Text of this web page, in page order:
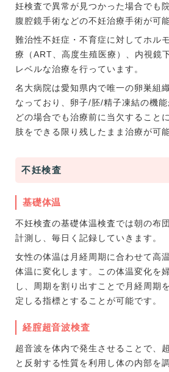
妊検査で異常が見つかった場合でも
腹腔鏡手術などの不妊治療手術が可能
難治性不妊症・不育症に対してホル
療（ART、高度生殖医療）、内視鏡
レベルな治療を行っています。
名大病院は愛知県内で唯一の卵巣組
なっており、卵子/胚/精子凍結の機
どの場合でも治療前に当欠すること
肢をできる限り残したまま治療が可能
不妊検査
基礎体温
不妊検査の基礎体温検査では朝の布
計測し、毎日く記録していきます。
女性の体温は月経周期に合わせて高
体温に変化します。この体温変化を
し、周期を割り出すことで月経周期
定しる指標とすることが可能です。
経腟超音波検査
超音波を体内で発生させることで、
と反射する性質を利用し体の内部を